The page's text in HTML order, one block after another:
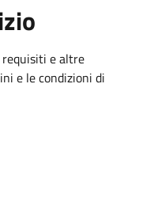
requisiti e altre
e le condizioni di